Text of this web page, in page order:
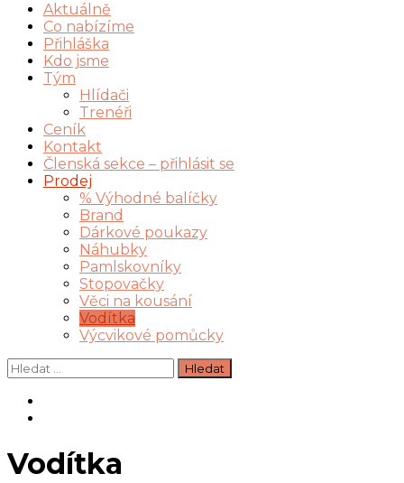
Aktuálně
Co nabízíme
Přihláška
Kdo jsme
Tým
Hlídači
Trenéři
Ceník
Kontakt
Členská sekce – přihlásit se
Prodej
% Výhodné balíčky
Brand
Dárkové poukazy
Náhubky
Pamlskovníky
Stopovačky
Věci na kousání
Vodítka
Výcvikové pomůcky
Vyhledávání
Vodítka